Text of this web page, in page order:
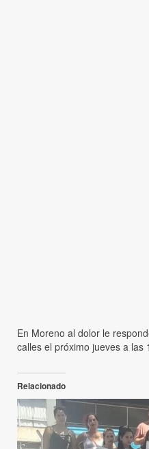
En Moreno al dolor le
calles el próximo jueves a las
Relacionado